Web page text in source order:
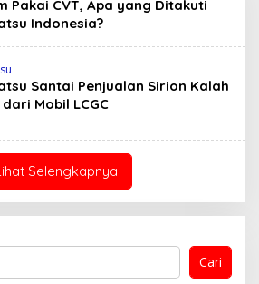
Pakai CVT, Apa yang Ditakuti
Indonesia?
Santai Penjualan Sirion Kalah
Mobil LCGC
Selengkapnya
Cari